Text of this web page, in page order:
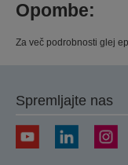
Opombe:
Za več podrobnosti glej
Spremljajte nas